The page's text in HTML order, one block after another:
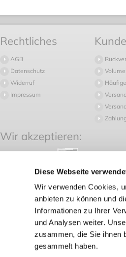
Diese Webseite
Wir verwenden Cookies,
anbieten zu können und
Informationen zu Ihrer
und Analysen weiter.
zusammen, die Sie ihnen
gesammelt haben.
Rechtliches
AGB
Datenschutz
Widerruf
Impressum
Wir akzeptieren:
* Alle Preise inkl.